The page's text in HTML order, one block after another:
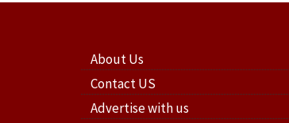
About Us
Contact US
Advertise with us